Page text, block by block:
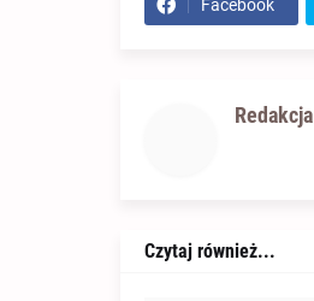
Facebook
Redakcja
Czytaj również...